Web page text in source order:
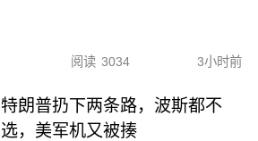
阅读 3034 3小时前
特朗普扔下两条路，波斯都不
选，美军机又被揍